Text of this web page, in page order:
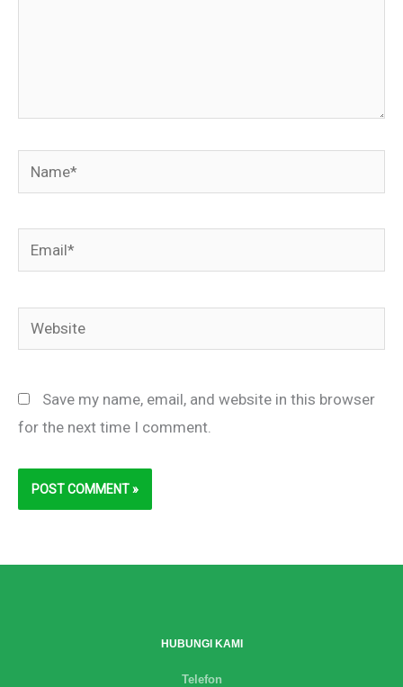
Name*
Email*
Website
Save my name, email, and website in this browser
for the next time I comment.
HUBUNGI KAMI
Telefon